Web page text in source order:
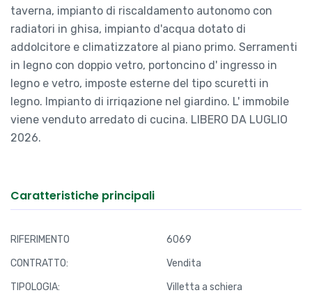
taverna, impianto di riscaldamento autonomo con
radiatori in ghisa, impianto d'acqua dotato di
addolcitore e climatizzatore al piano primo. Serramenti
in legno con doppio vetro, portoncino d' ingresso in
legno e vetro, imposte esterne del tipo scuretti in
legno. Impianto di irriqazione nel giardino. L' immobile
viene venduto arredato di cucina. LIBERO DA LUGLIO
2026.
Caratteristiche principali
RIFERIMENTO
6069
CONTRATTO:
Vendita
TIPOLOGIA:
Villetta a schiera